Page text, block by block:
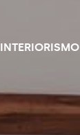
INTERIORISMO